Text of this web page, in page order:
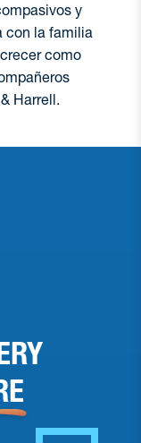
y
con la familia
como
Harrell.